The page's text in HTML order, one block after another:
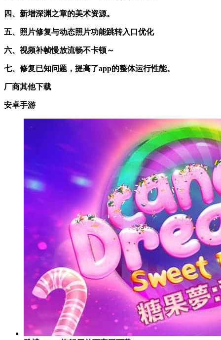
四、新增深渊之章的美术资源。
五、照片修复与动态照片功能跳转入口优化
六、视频补帧慢放流畅不卡顿～
七、修复已知问题，提高了app的整体运行性能。
厂商其他下载
安卓手游